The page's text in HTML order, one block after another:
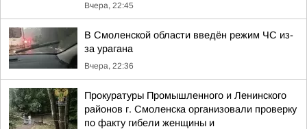
Вчера, 22:45
В Смоленской области введён режим ЧС из-
за урагана
Вчера, 22:36
Прокуратуры Промышленного и Ленинского
районов г. Смоленска организовали проверку
по факту гибели женщины и